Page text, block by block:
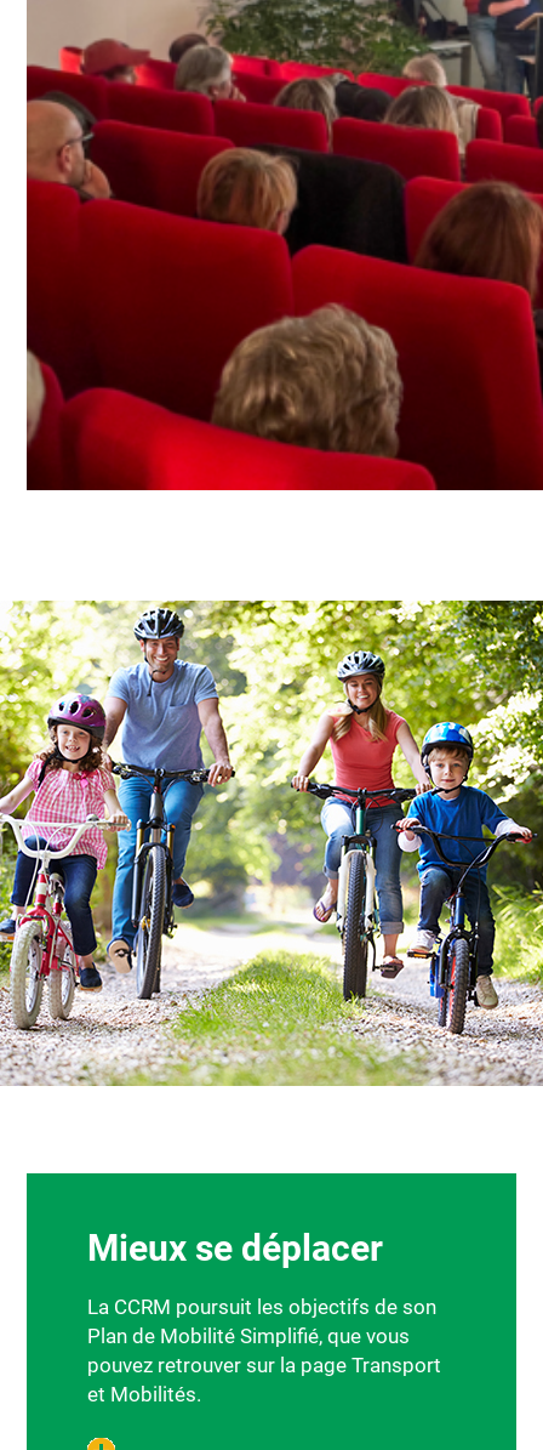
Mieux se déplacer
La CCRM poursuit les objectifs de son
Plan de Mobilité Simplifié, que vous
pouvez retrouver sur la page Transport
et Mobilités.